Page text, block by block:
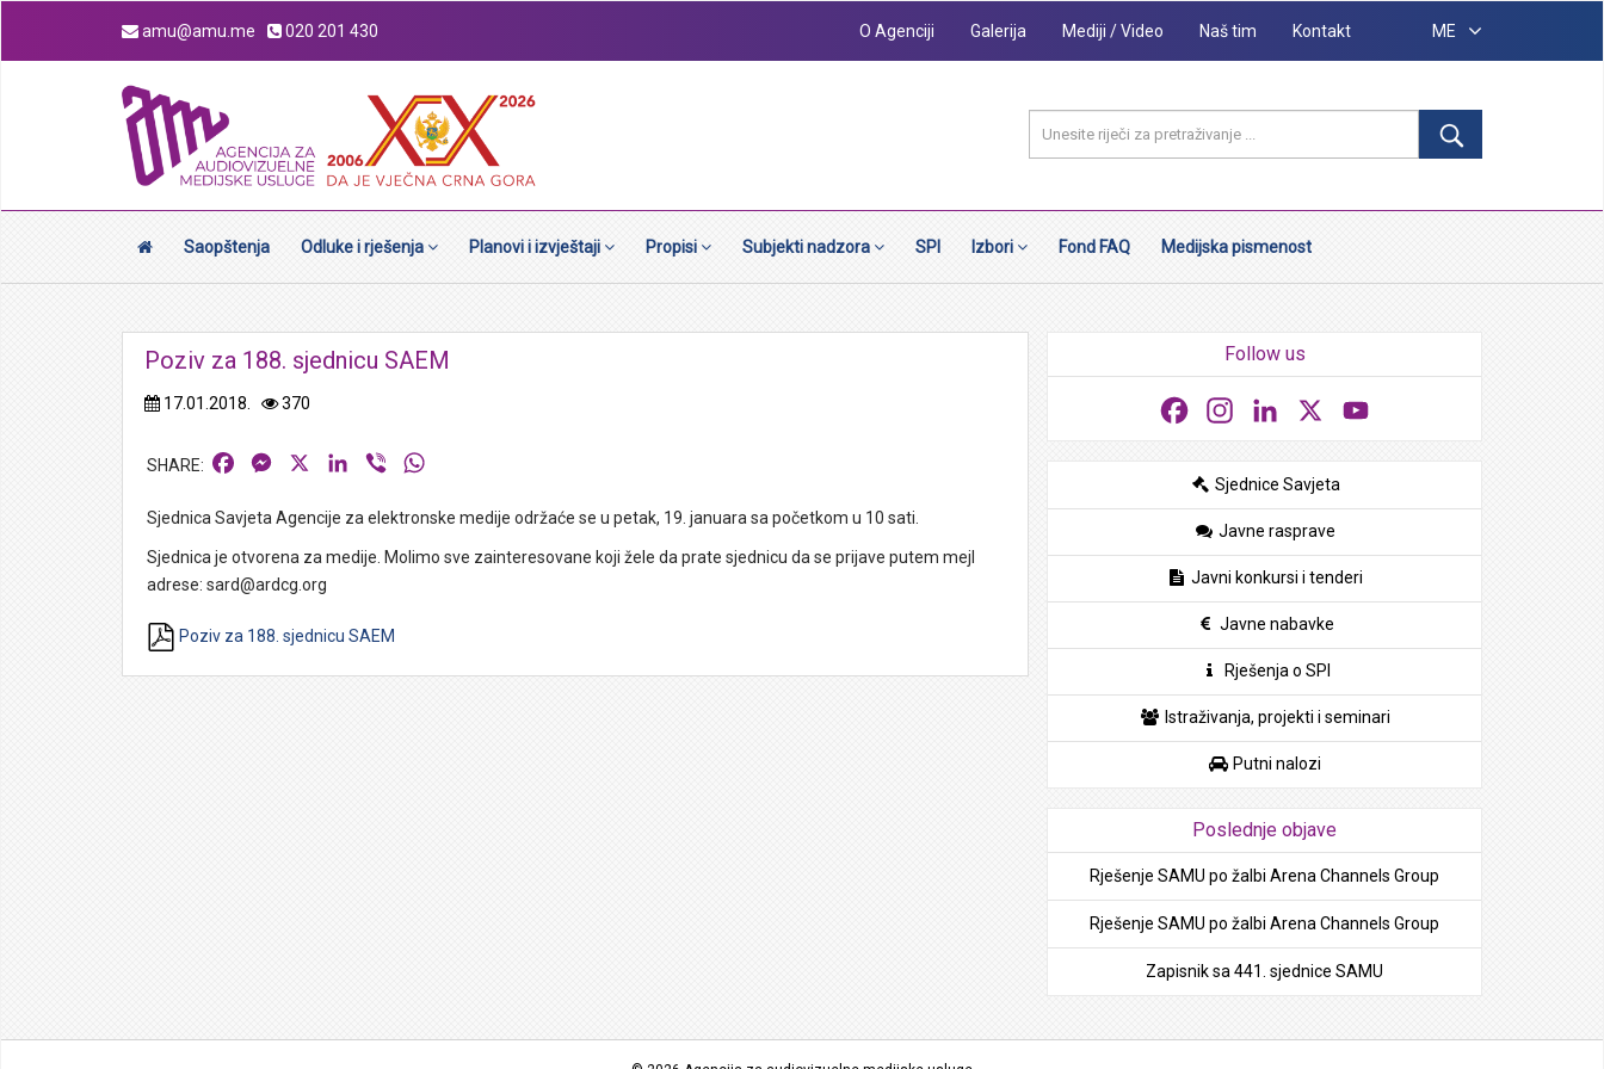
amu@amu.me 020 201 430 O Agenciji Galerija Mediji / Video Naš tim Kontakt ME
Saopštenja Odluke i rješenja Planovi i izvještaji Propisi Subjekti nadzora SPI Izbori Fond FAQ Medijska pismenost
Poziv za 188. sjednicu SAEM
17.01.2018. 370
FacebookMessengerLinkedIn
Viber
Sjednica Savjeta Agencije za elektronske medije održaće se u petak, 19. januara sa početkom u 10 sati.
Sjednica je otvorena za medije. Molimo sve zainteresovane koji žele da prate sjednicu da se prijave putem mejl
adrese: sard@ardcg.org
Poziv za 188. sjednicu SAEM
Follow us
FacebookInstagramLinkedIn
Sjednice Savjeta
Javne rasprave
Javni konkursi i tenderi
Javne nabavke
Rješenja o SPI
Istraživanja, projekti i seminari
Putni nalozi
Poslednje objave
Rješenje SAMU po žalbi Arena Channels Group
Rješenje SAMU po žalbi Arena Channels Group
Zapisnik sa 441. sjednice SAMU